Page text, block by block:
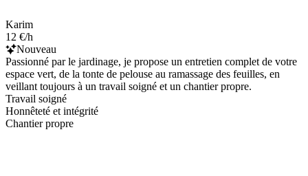
Karim
12 €/h
Nouveau
Passionné par le jardinage, je propose un entretien complet de votre
espace vert, de la tonte de pelouse au ramassage des feuilles, en
veillant toujours à un travail soigné et un chantier propre.
Travail soigné
Honnêteté et intégrité
Chantier propre